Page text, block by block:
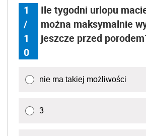
1
/
1
0
Ile tygodni urlopu
można maksymalnie
jeszcze przed
nie ma takiej możliwości
3